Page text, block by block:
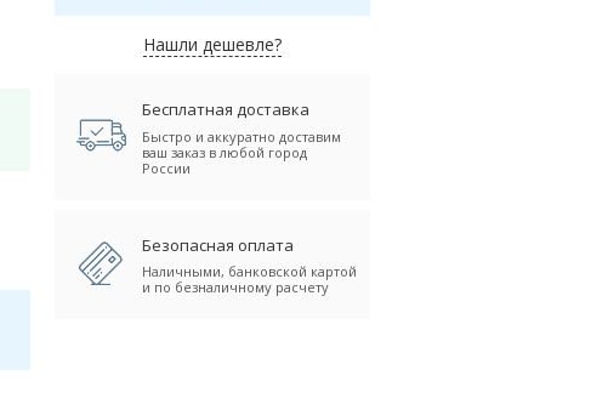
Нашли дешевле?
Бесплатная доставка
Быстро и аккуратно доставим
ваш заказ в любой город
России
Безопасная оплата
Наличными, банковской картой
и по безналичному расчету